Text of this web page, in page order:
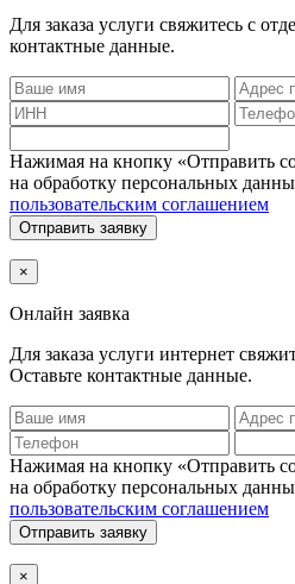
Для заказа услуги свяжитесь с
контактные данные.
Нажимая на кнопку «Отправить
на обработку персональных
пользовательским соглашением
Отправить заявку
×
Онлайн заявка
Для заказа услуги интернет
Оставьте контактные данные.
Нажимая на кнопку «Отправить
на обработку персональных
пользовательским соглашением
Отправить заявку
×